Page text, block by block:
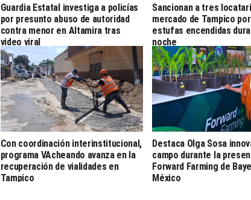
Guardia Estatal investiga a policías
por presunto abuso de autoridad
contra menor en Altamira tras
video viral
Sancionan a tres
mercado de Tampico
estufas encendidas
noche
Con coordinación interinstitucional,
programa VAcheando avanza en la
recuperación de vialidades en
Tampico
Destaca Olga Sosa
campo durante la
Forward Farming de
México